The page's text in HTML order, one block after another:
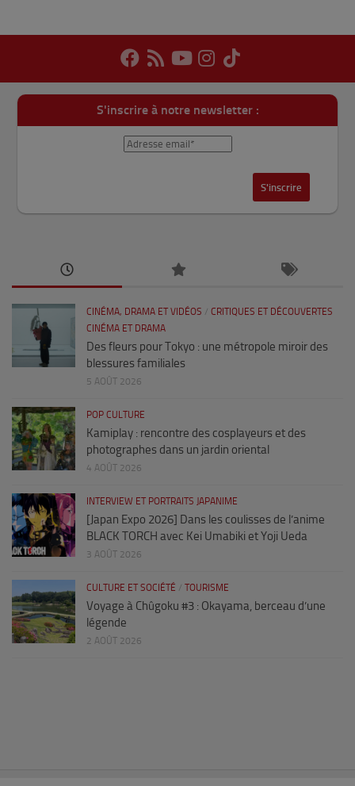
S'inscrire à notre newsletter :
CINÉMA, DRAMA ET VIDÉOS / CRITIQUES ET DÉCOUVERTES
CINÉMA ET DRAMA
Des fleurs pour Tokyo : une métropole miroir des
blessures familiales
5 AOÛT 2026
POP CULTURE
Kamiplay : rencontre des cosplayeurs et des
photographes dans un jardin oriental
4 AOÛT 2026
INTERVIEW ET PORTRAITS JAPANIME
[Japan Expo 2026] Dans les coulisses de l’anime
BLACK TORCH avec Kei Umabiki et Yoji Ueda
3 AOÛT 2026
CULTURE ET SOCIÉTÉ / TOURISME
Voyage à Chûgoku #3 : Okayama, berceau d’une
légende
2 AOÛT 2026